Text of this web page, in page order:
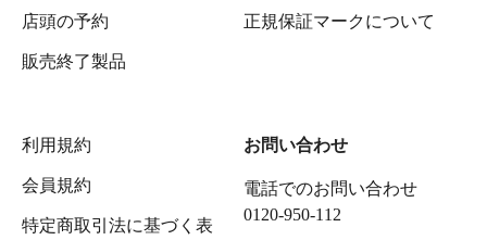
店頭の予約
販売終了製品
正規保証マークについて
利用規約
会員規約
特定商取引法に基づく表
お問い合わせ
電話でのお問い合わせ
0120-950-112